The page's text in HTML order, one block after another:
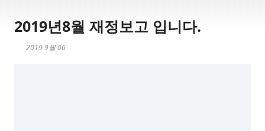
2019년8월 재정보고 입니다.
2019 9월 06